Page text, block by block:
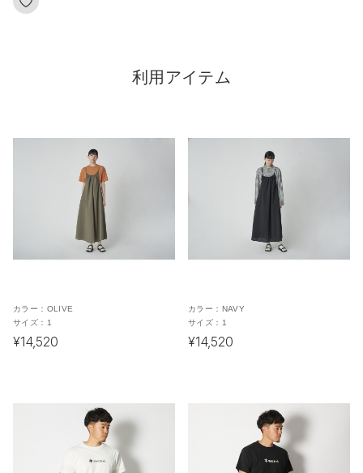
利用アイテム
カラー： OLIVE
サイズ： 1
¥14,520
カラー： NAVY
サイズ： 1
¥14,520